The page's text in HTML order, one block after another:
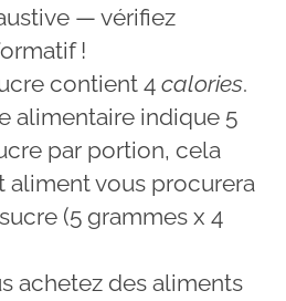
— vérifiez
!
contient 4 calories.
alimentaire indique 5
par portion, cela
aliment vous procurera
(5 grammes x 4
achetez des aliments